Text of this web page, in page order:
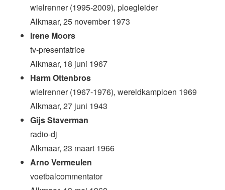
wielrenner (1995-2009), ploegleider
Alkmaar, 25 november 1973
Irene Moors
tv-presentatrice
Alkmaar, 18 juni 1967
Harm Ottenbros
wielrenner (1967-1976), wereldkampioen 1969
Alkmaar, 27 juni 1943
Gijs Staverman
radio-dj
Alkmaar, 23 maart 1966
Arno Vermeulen
voetbalcommentator